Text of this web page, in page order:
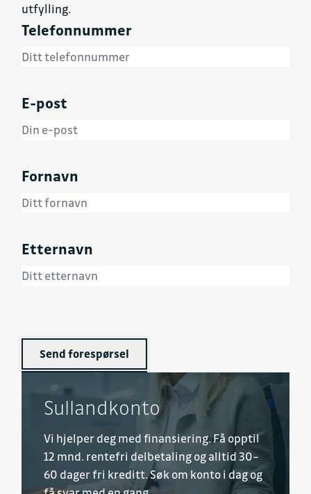
utfylling.
Telefonnummer
E-post
Fornavn
Etternavn
Send forespørsel
Sullandkonto
Vi hjelper deg med finansiering. Få opptil
12 mnd. rentefri delbetaling og alltid 30–
60 dager fri kreditt. Søk om konto i dag og